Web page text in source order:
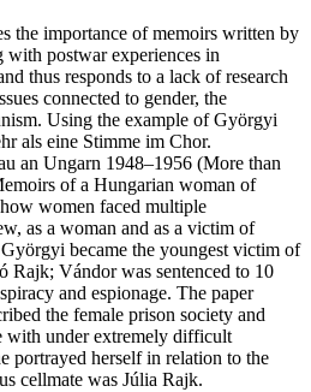
the importance of memoirs written by
with postwar experiences in
thus responds to a lack of research
connected to gender, the
Using the example of Györgyi
als eine Stimme im Chor.
an Ungarn 1948–1956 (More than
of a Hungarian woman of
women faced multiple
as a woman and as a victim of
became the youngest victim of
Rajk; Vándor was sentenced to 10
and espionage. The paper
the female prison society and
with under extremely difficult
portrayed herself in relation to the
cellmate was Júlia Rajk.